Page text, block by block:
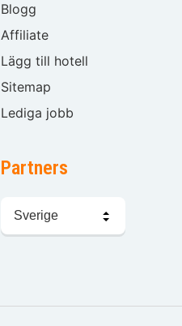
Blogg
Affiliate
Lägg till hotell
Sitemap
Lediga jobb
Partners
språk